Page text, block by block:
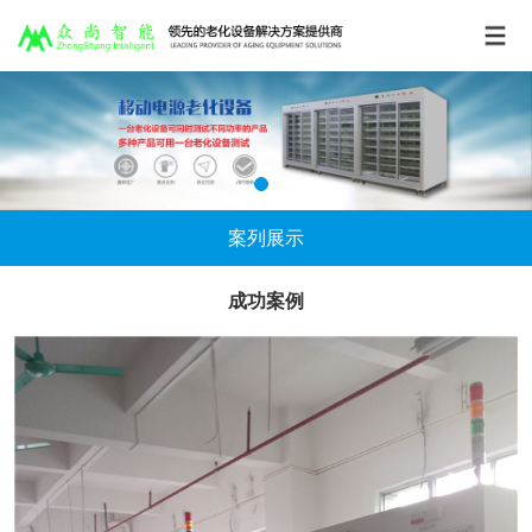
案列展示
成功案例